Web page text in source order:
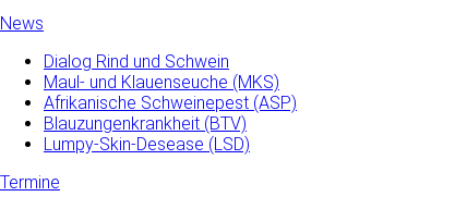
News
Dialog Rind und Schwein
Maul- und­ Klauenseuche­ (MKS)
Afrikanische Schweinepest (ASP)
Blauzungenkrankheit (BTV)
Lumpy-Skin-Desease (LSD)
Termine